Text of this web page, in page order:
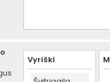
Vyriški